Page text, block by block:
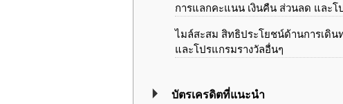
การแลกคะแนน เงินคืน ส่วนลด และ
ไมล์สะสม สิทธิประโยชน์ด้านการเดิน
และโปรแกรมรางวัลอื่นๆ
บัตรเครดิตที่แนะนำ